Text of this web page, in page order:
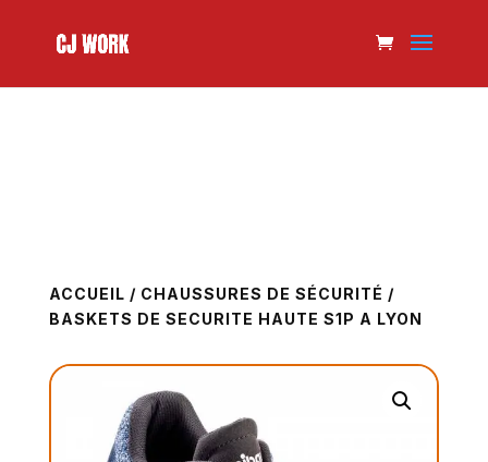
ACCUEIL / CHAUSSURES DE SÉCURITÉ /
BASKETS DE SECURITE HAUTE S1P A LYON